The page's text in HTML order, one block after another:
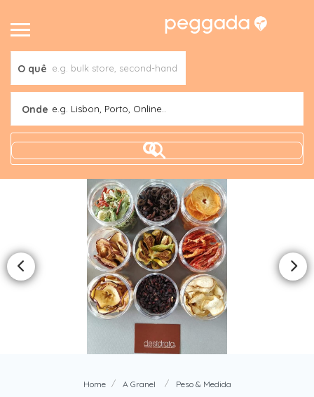
O quê
Onde e.g. Lisbon, Porto, Online..
Home A Granel Peso & Medida